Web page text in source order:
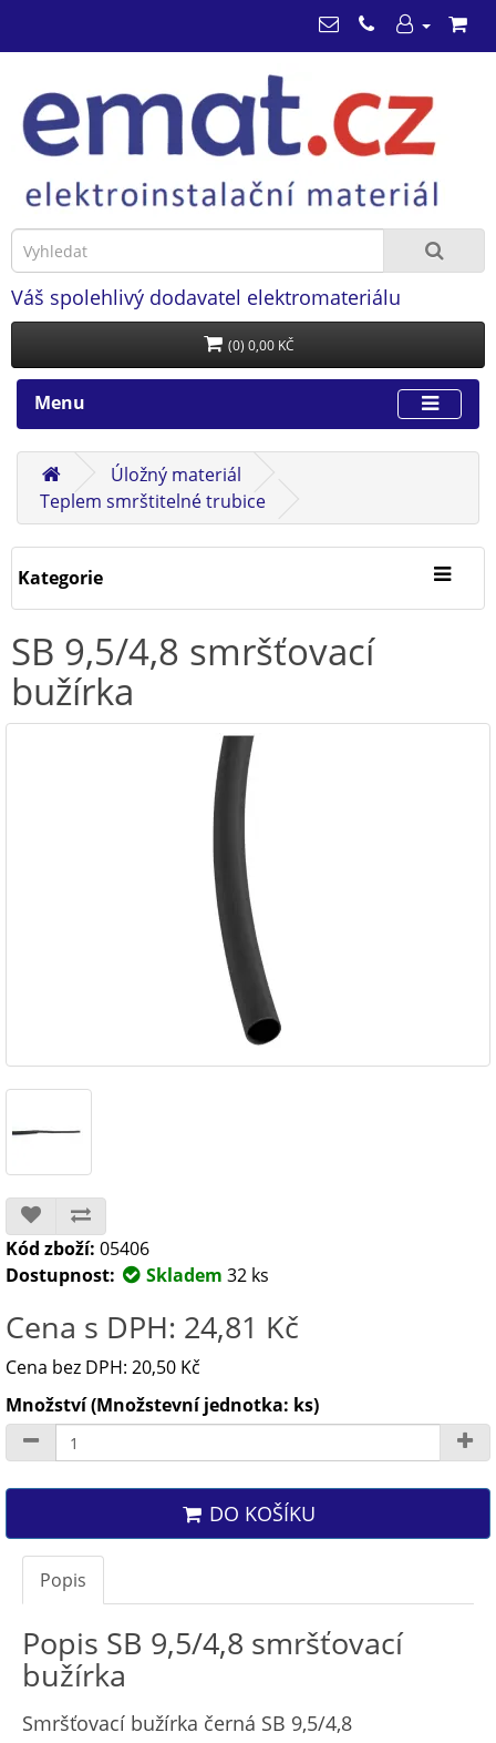
Váš spolehlivý dodavatel elektromateriálu
(0) 0,00 KČ
Menu
Úložný materiál
Teplem smrštitelné trubice
Kategorie
SB 9,5/4,8 smršťovací
bužírka
Kód zboží: 05406
Dostupnost:
Skladem 32 ks
Cena s DPH: 24,81 Kč
Cena bez DPH: 20,50 Kč
Množství (Množstevní jednotka: ks)
DO KOŠÍKU
Popis
Popis SB 9,5/4,8 smršťovací
bužírka
Smršťovací bužírka černá SB 9,5/4,8